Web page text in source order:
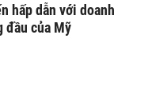
hấp dẫn với doanh
đầu của Mỹ